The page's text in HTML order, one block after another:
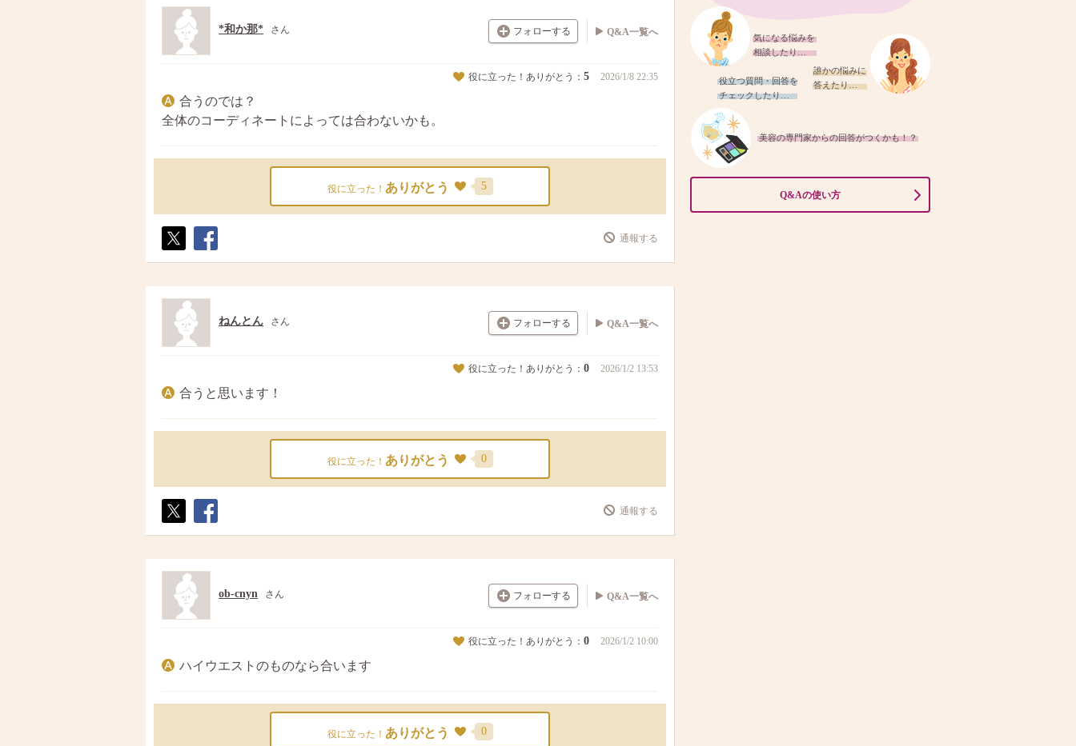
フォローする
*和か那* さん Q&A一覧へ
役に立った！ありがとう： 5 2026/1/8 22:35
合うのでは？
全体のコーディネートによっては合わないかも。
役に立った！ ありがとう 5
ト
ア
通報する
フォローする
ねんとん さん Q&A一覧へ
役に立った！ありがとう： 0 2026/1/2 13:53
合うと思います！
役に立った！ ありがとう 0
ト
ア
通報する
フォローする
ob-cnyn さん Q&A一覧へ
役に立った！ありがとう： 0 2026/1/2 10:00
ハイウエストのものなら合います
役に立った！ ありがとう 0
気になる悩みを
相談したり…
誰かの悩みに
答えたり…
役立つ質問・回答を
チェックしたり…
美容の専門家からの回答がつくかも！？
Q&Aの使い方